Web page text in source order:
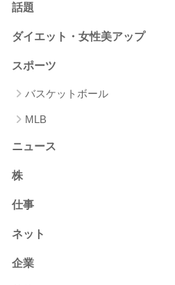
話題
ダイエット・女性美アップ
スポーツ
バスケットボール
MLB
ニュース
株
仕事
ネット
企業